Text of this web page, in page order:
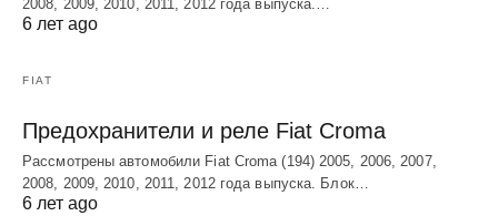
2008, 2009, 2010, 2011, 2012 года выпуска.…
6 лет ago
FIAT
Предохранители и реле Fiat Croma
Рассмотрены автомобили Fiat Croma (194) 2005, 2006, 2007,
2008, 2009, 2010, 2011, 2012 года выпуска. Блок…
6 лет ago